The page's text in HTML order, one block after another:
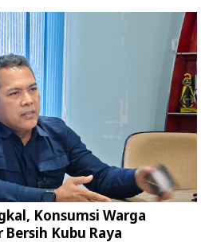
Konsumsi Warga
Kubu Raya